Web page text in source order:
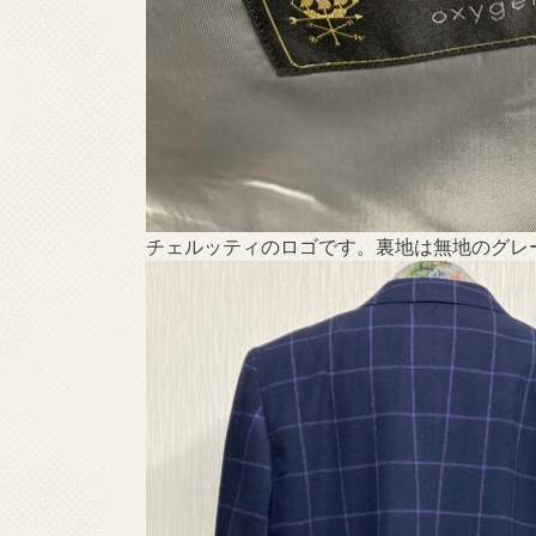
チェルッティのロゴです。裏地は無地のグレ